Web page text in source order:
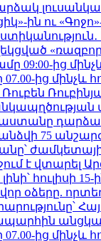
ին ու
09:00-ից
ից մինչև
դարձավ
75 անշարժ
է վտարել
հուլիսի 15-
օձերը.
ից մինչև